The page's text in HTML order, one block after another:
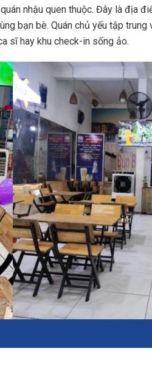
nhậu quen thuộc. Đây là địa
bạn bè. Quán chủ yếu tập trung
sĩ hay khu check-in sống ảo.